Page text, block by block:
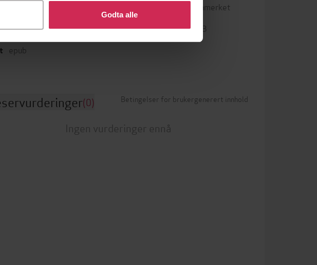
Godta alle
Nynorsk
epub
Vannmerket
ISBN 9788203351983
(0) Betingelser for brukergenerert innhold
Ingen vurderinger ennå